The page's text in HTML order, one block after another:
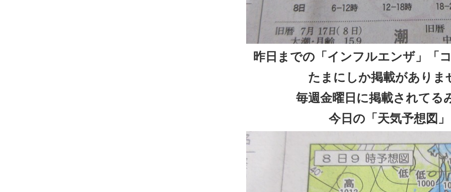
昨日までの「インフルエンザ」「
たまにしか掲載がありま
毎週金曜日に掲載されてる
今日の「天気予想図